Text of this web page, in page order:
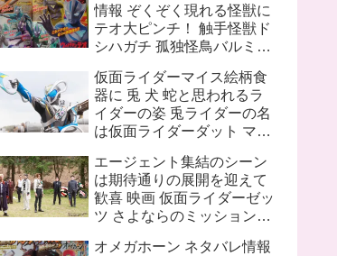
う一人の猫 リドはマオウの
為闘う
情報 ぞくぞく現れる怪獣に
テオ大ピンチ！ 触手怪獣ド
シハガチ 孤独怪鳥バルミリ
ピンチにプッチーが巨大化
したぞ！
仮面ライダーマイス絵柄食
器に 兎 犬 蛇と思われるラ
イダーの姿 兎ライダーの名
は仮面ライダーダット マイ
タートルフレーム
エージェント集結のシーン
は期待通りの展開を迎えて
歓喜 映画 仮面ライダーゼッ
ツ さよならのミッションネ
オメガホーン ネタバレ情報